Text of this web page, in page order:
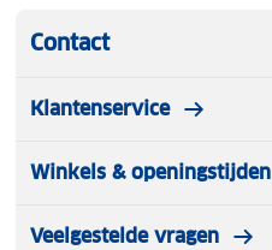
Contact
Klantenservice
Winkels & openingstijden
Veelgestelde vragen